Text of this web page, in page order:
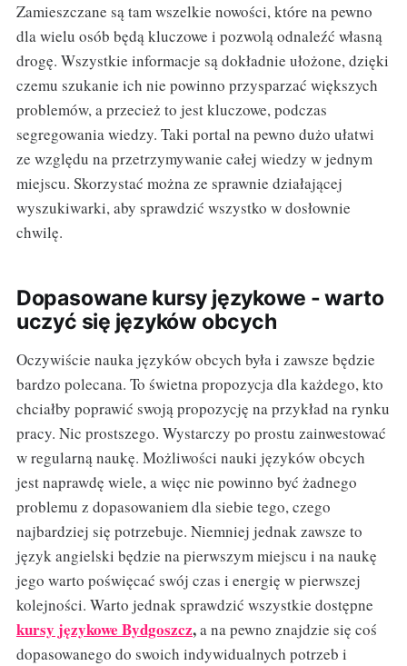
Zamieszczane są tam wszelkie nowości, które na pewno
dla wielu osób będą kluczowe i pozwolą odnaleźć własną
drogę. Wszystkie informacje są dokładnie ułożone, dzięki
czemu szukanie ich nie powinno przysparzać większych
problemów, a przecież to jest kluczowe, podczas
segregowania wiedzy. Taki portal na pewno dużo ułatwi
ze względu na przetrzymywanie całej wiedzy w jednym
miejscu. Skorzystać można ze sprawnie działającej
wyszukiwarki, aby sprawdzić wszystko w dosłownie
chwilę.
Dopasowane kursy językowe - warto
uczyć się języków obcych
Oczywiście nauka języków obcych była i zawsze będzie
bardzo polecana. To świetna propozycja dla każdego, kto
chciałby poprawić swoją propozycję na przykład na rynku
pracy. Nic prostszego. Wystarczy po prostu zainwestować
w regularną naukę. Możliwości nauki języków obcych
jest naprawdę wiele, a więc nie powinno być żadnego
problemu z dopasowaniem dla siebie tego, czego
najbardziej się potrzebuje. Niemniej jednak zawsze to
język angielski będzie na pierwszym miejscu i na naukę
jego warto poświęcać swój czas i energię w pierwszej
kolejności. Warto jednak sprawdzić wszystkie dostępne
kursy językowe Bydgoszcz,a na pewno znajdzie się coś
dopasowanego do swoich indywidualnych potrzeb i